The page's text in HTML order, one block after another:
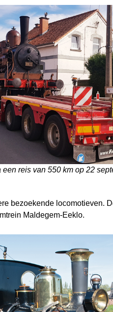
reis van 550 km op 22
bezoekende locomotieven.
Maldegem-Eeklo.